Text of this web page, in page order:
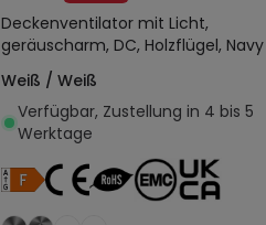
Deckenventilator mit Licht,
geräuscharm, DC, Holzflügel, Navy
Weiß / Weiß
Verfügbar, Zustellung in 4 bis 5
Werktage